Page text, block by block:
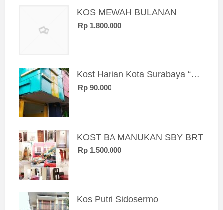
KOS MEWAH BULANAN
Rp 1.800.000
Kost Harian Kota Surabaya “Sierra Kost”
Rp 90.000
KOST BA MANUKAN SBY BRT
Rp 1.500.000
Kos Putri Sidosermo